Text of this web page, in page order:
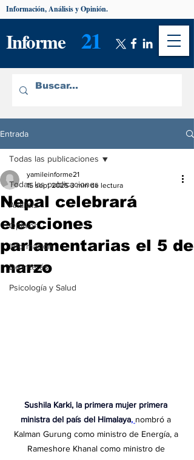
Informe 21
Información, Análisis y Opinión.
Entrada
Todas las publicaciones
Análisis
Opinión
Información
De interés
Psicología y Salud
Todas las publicaciones
Nepal celebrará
elecciones
parlamentarias el 5 de
marzo
yamileinforme21
15 sept 2025 3 min de lectura
Sushila Karki, la primera mujer primera
ministra del país del Himalaya, nombró a
Kalman Gurung como ministro de Energía, a
Rameshore Khanal como ministro de